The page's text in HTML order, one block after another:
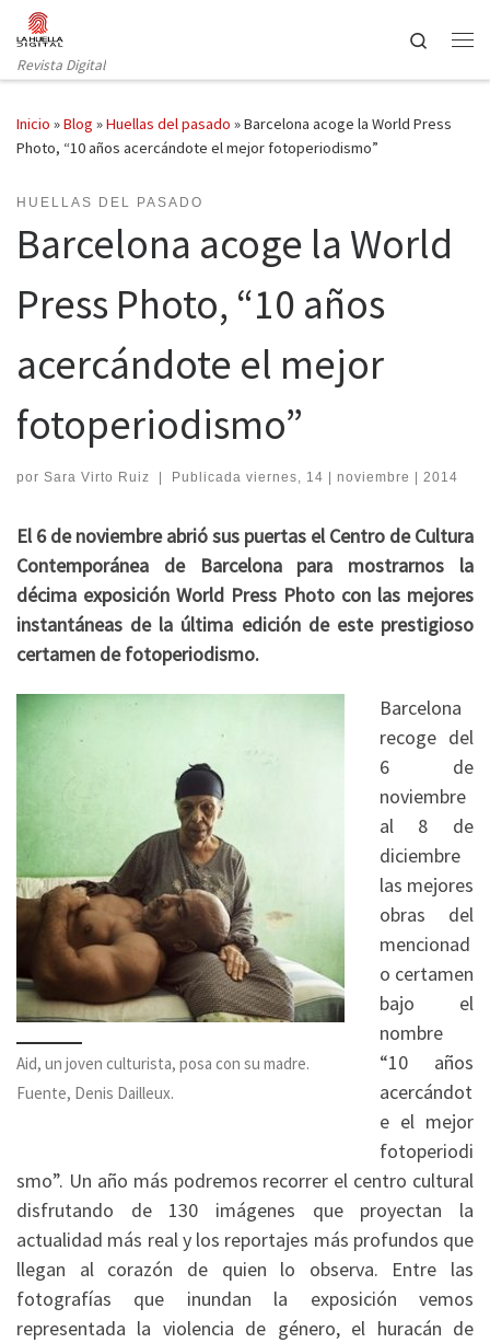
Saltar al contenido
Revista Digital
Search
Inicio »Blog »Huellas del pasado »Barcelona acoge la World Press
Photo, “10 años acercándote el mejor fotoperiodismo”
HUELLAS DEL PASADO
Barcelona acoge la World
Press Photo, “10 años
acercándote el mejor
fotoperiodismo”
por Sara Virto Ruiz | Publicada viernes, 14 | noviembre | 2014
El 6 de noviembre abrió sus puertas el Centro de Cultura
Contemporánea de Barcelona para mostrarnos la
décima exposición World Press Photo con las mejores
instantáneas de la última edición de este prestigioso
certamen de fotoperiodismo.
Aid, un joven culturista, posa con su madre.
Fuente, Denis Dailleux.
Barcelona
recoge del
6 de
noviembre
al 8 de
diciembre
las mejores
obras del
mencionad
o certamen
bajo el
nombre
“10 años
acercándot
e el mejor
fotoperiodi
smo”. Un año más podremos recorrer el centro cultural
disfrutando de 130 imágenes que proyectan la
actualidad más real y los reportajes más profundos que
llegan al corazón de quien lo observa. Entre las
fotografías que inundan la exposición vemos
representada la violencia de género, el huracán de